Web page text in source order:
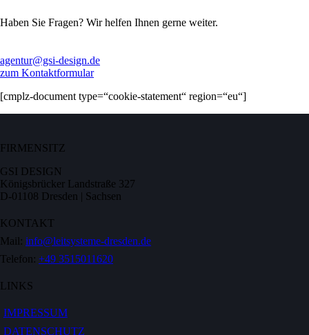
Haben Sie Fragen? Wir helfen Ihnen gerne weiter.
agentur@gsi-design.de
zum Kontaktformular
[cmplz-document type=“cookie-statement“ region=“eu“]
FIRMENSITZ
GSI DESIGN
Königsbrücker Landstraße 327
D-01108 Dresden | Sachsen
KONTAKT
Mail: info@leitsysteme-dresden.de
Telefon: +49 3515011620
LINKS
IMPRESSUM
DATENSCHUTZ